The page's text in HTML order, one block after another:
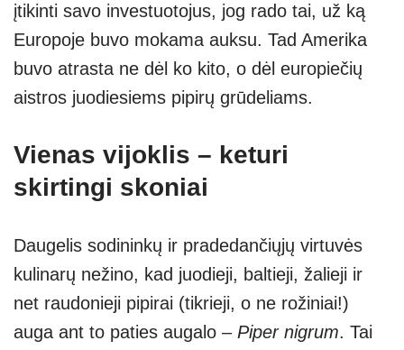
įtikinti savo investuotojus, jog rado tai, už ką
Europoje buvo mokama auksu. Tad Amerika
buvo atrasta ne dėl ko kito, o dėl europiečių
aistros juodiesiems pipirų grūdeliams.
Vienas vijoklis – keturi
skirtingi skoniai
Daugelis sodininkų ir pradedančiųjų virtuvės
kulinarų nežino, kad juodieji, baltieji, žalieji ir
net raudonieji pipirai (tikrieji, o ne rožiniai!)
auga ant to paties augalo – Piper nigrum. Tai